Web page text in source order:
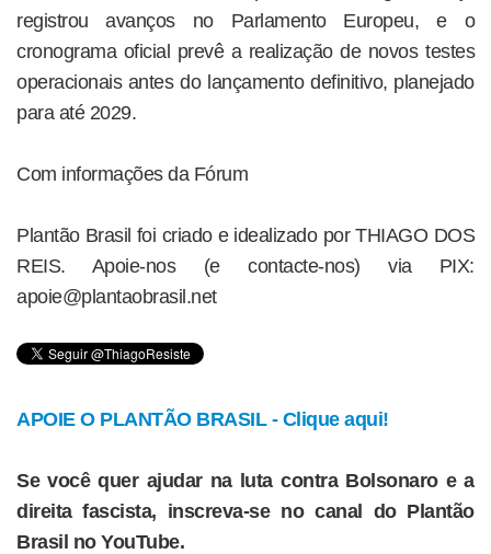
registrou avanços no Parlamento Europeu, e o
cronograma oficial prevê a realização de novos testes
operacionais antes do lançamento definitivo, planejado
para até 2029.
Com informações da Fórum
Plantão Brasil foi criado e idealizado por THIAGO DOS
REIS. Apoie-nos (e contacte-nos) via PIX:
apoie@plantaobrasil.net
APOIE O PLANTÃO BRASIL - Clique aqui!
Se você quer ajudar na luta contra Bolsonaro e a
direita fascista, inscreva-se no canal do Plantão
Brasil no YouTube.